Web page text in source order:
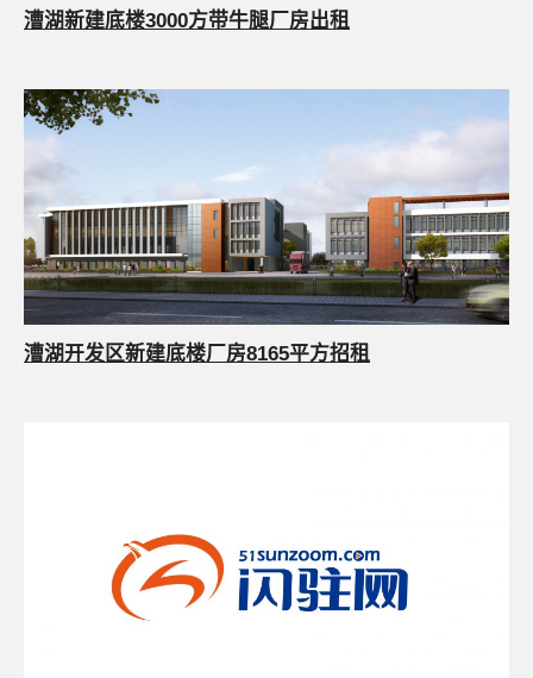
漕湖新建底楼3000方带牛腿厂房出租
漕湖开发区新建底楼厂房8165平方招租